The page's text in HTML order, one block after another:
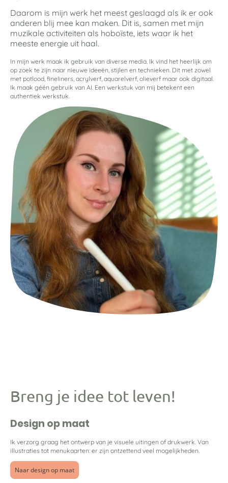
Daarom is mijn werk het meest geslaagd als ik er ook
anderen blij mee kan maken. Dit is, samen met mijn
muzikale activiteiten als hoboïste, iets waar ik het
meeste energie uit haal.
In mijn werk maak ik gebruik van diverse media. Ik vind het heerlijk om
op zoek te zijn naar nieuwe ideeën, stijlen en technieken. Dit met zowel
met potlood, fineliners, acrylverf, aquarelverf, olieverf maar ook digitaal.
Ik maak géén gebruik van AI. Een werkstuk van mij betekent een
authentiek werkstuk.
Breng je idee tot leven!
Design op maat
Ik verzorg graag het ontwerp van je visuele uitingen of drukwerk. Van
illustraties tot menukaarten: er zijn ontzettend veel mogelijkheden.
Naar design op maat